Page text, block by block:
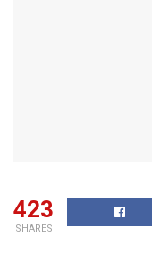
423
SHARES